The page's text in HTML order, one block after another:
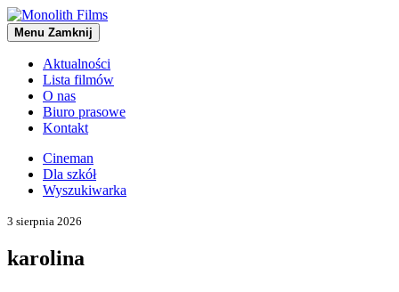
Menu Zamknij
Aktualności
Lista filmów
O nas
Biuro prasowe
Kontakt
Cineman
Dla szkół
Wyszukiwarka
3 sierpnia 2026
karolina